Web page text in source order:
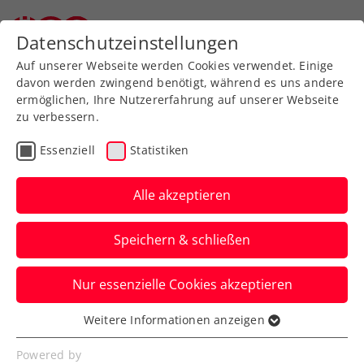
Zurück zur Newsübersicht
Turniere
ITF Mönchengladbach:
Pinter erreicht erstes
J100-Finale
Auch Patrick Jozwicki und Alexander
Wagner verzeichnen eine starke Woche
auf ITF-Jugendebene.
Verfasst von: Manuel Wachta, 19.08.2023
Datenschutzeinstellungen
Auf unserer Webseite werden Cookies verwendet. Einige
davon werden zwingend benötigt, während es uns andere
ermöglichen, Ihre Nutzererfahrung auf unserer Webseite
zu verbessern.
Essenziell Statistiken
Alle akzeptieren
Speichern & schließen
Nur essenzielle Cookies akzeptieren
Essenziell
Essenzielle Cookies werden für grundlegende
Weitere Informationen anzeigen
Powered by